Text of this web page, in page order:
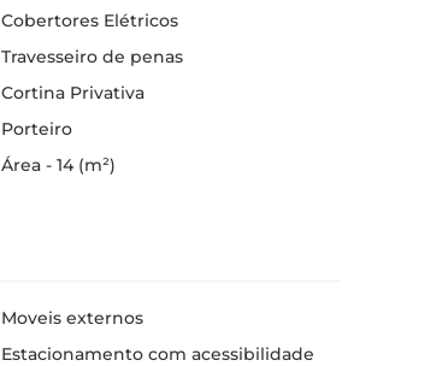
Cobertores Elétricos
Travesseiro de penas
Cortina Privativa
Porteiro
Área - 14 (m²)
Moveis externos
Estacionamento com acessibilidade